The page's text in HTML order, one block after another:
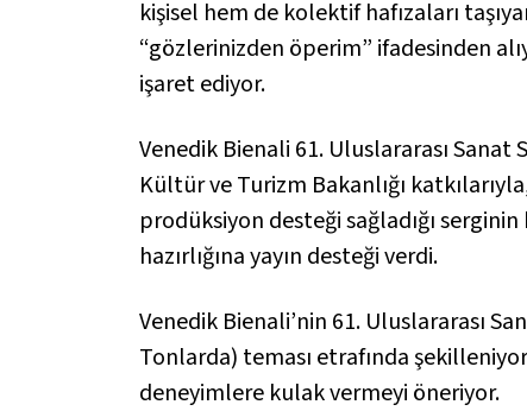
kişisel hem de kolektif hafızaları
“gözlerinizden öperim” ifadesinden
işaret ediyor.
Venedik Bienali 61. Uluslararası Sanat
Kültür ve Turizm Bakanlığı
prodüksiyon desteği sağladığı
hazırlığına yayın desteği verdi.
Venedik Bienali’nin 61. Uluslararası
Tonlarda) teması etrafında
deneyimlere kulak vermeyi öneriyor.